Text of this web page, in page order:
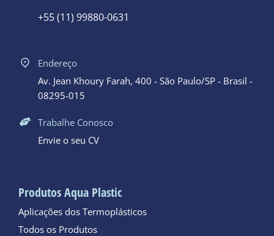
+55 (11) 99880-0631
Endereço
Av. Jean Khoury Farah, 400 - São Paulo/SP - Brasil -
08295-015
Trabalhe Conosco
Envie o seu CV
Produtos Aqua Plastic
Aplicações dos Termoplásticos
Todos os Produtos